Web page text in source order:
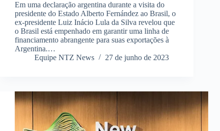
Em uma declaração argentina durante a visita do
presidente do Estado Alberto Fernández ao Brasil, o
ex-presidente Luiz Inácio Lula da Silva revelou que
o Brasil está empenhado em garantir uma linha de
financiamento abrangente para suas exportações à
Argentina.…
Equipe NTZ News
27 de junho de 2023